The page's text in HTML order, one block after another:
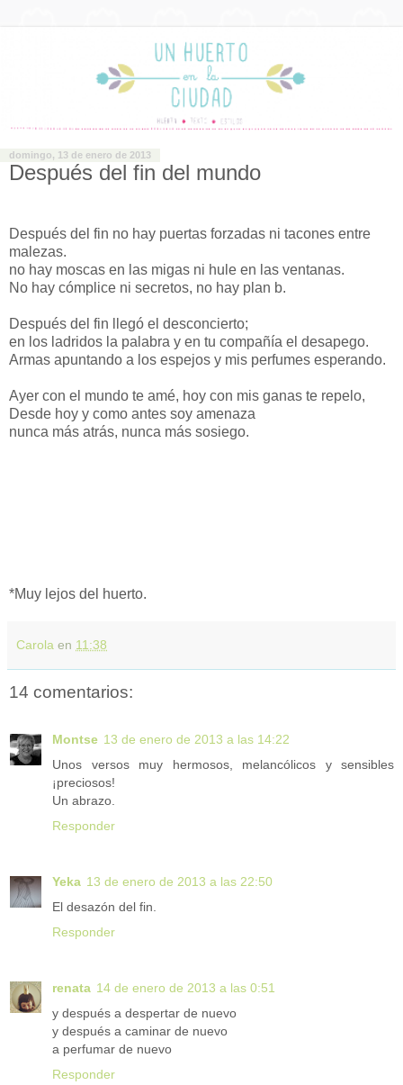
domingo, 13 de enero de 2013
Después del fin del mundo
Después del fin no hay puertas forzadas ni tacones entre
malezas.
no hay moscas en las migas ni hule en las ventanas.
No hay cómplice ni secretos, no hay plan b.
Después del fin llegó el desconcierto;
en los ladridos la palabra y en tu compañía el desapego.
Armas apuntando a los espejos y mis perfumes esperando.
Ayer con el mundo te amé, hoy con mis ganas te repelo,
Desde hoy y como antes soy amenaza
nunca más atrás, nunca más sosiego.
*Muy lejos del huerto.
Carola en 11:38
14 comentarios:
Montse 13 de enero de 2013 a las 14:22
Unos versos muy hermosos, melancólicos y sensibles
¡preciosos!
Un abrazo.
Responder
Yeka 13 de enero de 2013 a las 22:50
El desazón del fin.
Responder
renata 14 de enero de 2013 a las 0:51
y después a despertar de nuevo
y después a caminar de nuevo
a perfumar de nuevo
Responder